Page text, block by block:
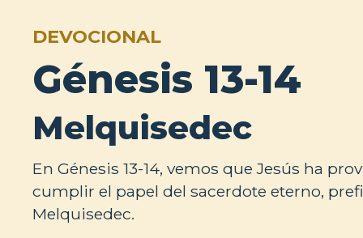
DEVOCIONAL
Génesis 13-14
Melquisedec
En Génesis 13-14, vemos que Jesús ha
cumplir el papel del sacerdote eterno,
Melquisedec.